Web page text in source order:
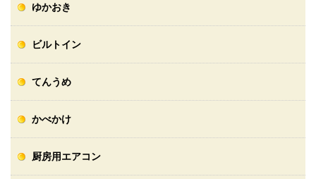
ゆかおき
ビルトイン
てんうめ
かべかけ
厨房用エアコン